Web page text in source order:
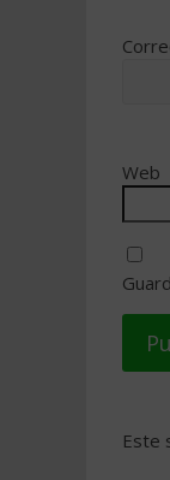
Web
Este